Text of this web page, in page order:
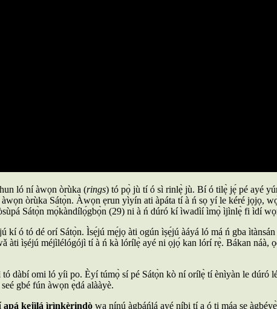
ló ní àwọn òrùka (rings) tó pọ̀ jù tí ó sì rinlẹ̀ jù. Bí ó tilẹ̀ jẹ́ pé ayé
òrùka Sátọ̀n. Àwọn ẹrun yìyín ati àpáta tí à ń sọ yí le kéré jọjọ,
Sátọ̀n mọ́kàndílọ́gbọ̀n (29) ni à ń dúró kí ìwadìí ìmọ̀ ìjìnlẹ̀ fi ìdí
kí ó tó dé orí Sátọ̀n. Ìsẹ́jú mẹ́jọ àti ogún ìṣẹ́jú àáyá ló má ń gba
àti ìṣéjú méjìlélógójì tí à ń kà lórílẹ̀ ayé ni ọjọ́ kan lórí rẹ̀. Bákan náà,
tó dàbí omi ló yíi po. Èyí túmọ̀ sí pé Sátọ̀n kò ní orílẹ̀ tí ènìyàn le dúró
gbé fún àwọn ẹ̀dá alààyè.
apá kejìlá ìrìnkèrindò wa nínú àgbáńlá ayé níbi tí a ó ti máa ṣe